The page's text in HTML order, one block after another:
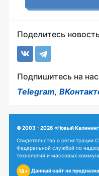
Поделитесь
Подпишитесь на
Telegram,
© 2003 - 2026 «Новый
Свидетельство о
Федеральной службой по
технологий и массовых
18+ Данный сайт не